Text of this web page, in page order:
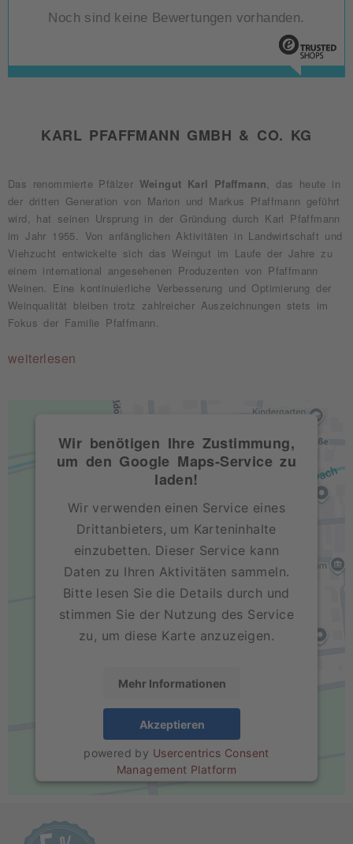
Noch sind keine Bewertungen vorhanden.
KARL PFAFFMANN GMBH & CO. KG
Das renommierte Pfälzer Weingut Karl Pfaffmann
, das heute in
der dritten Generation von Marion und Markus Pfaffmann geführt
wird, hat seinen Ursprung in der Gründung durch Karl Pfaffmann
im Jahr 1955. Von anfänglichen Aktivitäten in Landwirtschaft und
Viehzucht entwickelte sich das Weingut im Laufe der Jahre zu
einem international angesehenen Produzenten von Pfaffmann
Weinen. Eine kontinuierliche Verbesserung und Optimierung der
Weinqualität bleiben trotz zahlreicher Auszeichnungen stets im
Fokus der Familie Pfaffmann.
weiterlesen
Wir benötigen Ihre Zustimmung,
um den Google Maps-Service zu
laden!
Wir verwenden einen Service eines
Drittanbieters, um Karteninhalte
einzubetten. Dieser Service kann
Daten zu Ihren Aktivitäten sammeln.
Bitte lesen Sie die Details durch und
stimmen Sie der Nutzung des Service
zu, um diese Karte anzuzeigen.
Mehr Informationen
Akzeptieren
powered by Usercentrics Consent
Management Platform